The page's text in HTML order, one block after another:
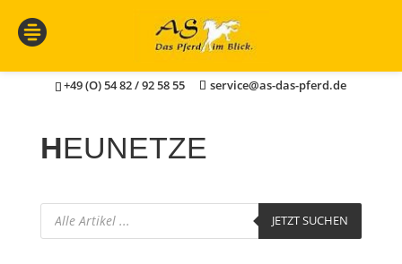
+49 (O) 54 82 / 92 58 55 service@as-das-pferd.de
HEUNETZE
Products
search JETZT SUCHEN